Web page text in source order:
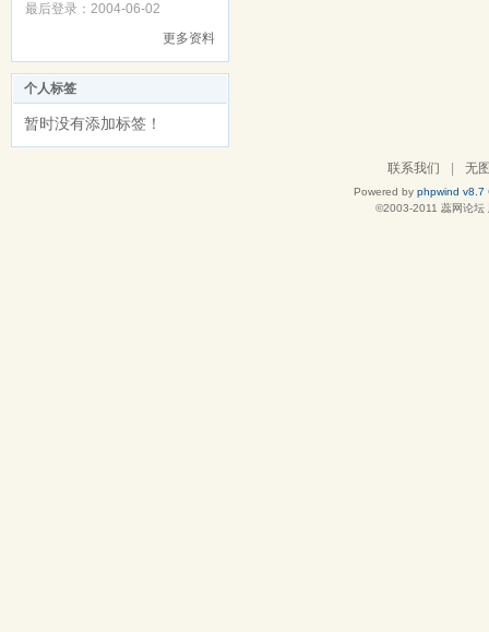
最后登录：2004-06-02
更多资料
个人标签
暂时没有添加标签！
联系我们 无
Powered by phpwind v8.7
©2003-2011 蕊网论坛